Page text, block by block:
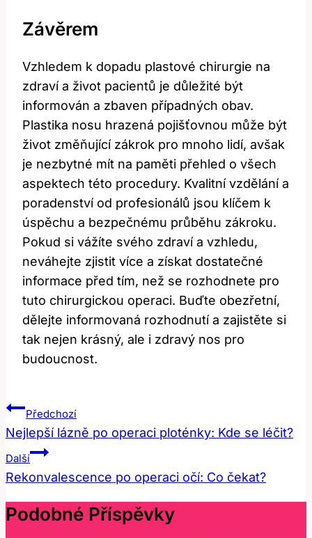
Závěrem
Vzhledem⁣ k ⁢dopadu plastové⁤ chirurgie na
zdraví a život pacientů je důležité být
informován ⁤a zbaven případných obav.
Plastika ⁣nosu hrazená ‌pojišťovnou může ‌být
⁣život změňující ⁢zákrok‌ pro mnoho lidí,​ avšak
je⁢ nezbytné mít na paměti ‌přehled ​o všech
aspektech⁤ této procedury. Kvalitní ‌vzdělání a
poradenství od profesionálů jsou klíčem ‍k
úspěchu a bezpečnému ‍průběhu zákroku.
Pokud si vážíte svého zdraví a vzhledu,
neváhejte zjistit více a získat dostatečné
‍informace​ před tím, než se rozhodnete pro
tuto chirurgickou operaci. Buďte obezřetní,
dělejte informovaná rozhodnutí ⁢a zajistěte⁤ si
tak nejen krásný, ale i zdravý nos pro
budoucnost.
Navigace
Pro
Příspěvek
Předchozí
Nejlepší lázně po operaci ploténky: Kde se léčit?
Další
Rekonvalescence po operaci očí: Co čekat?
Podobné Příspěvky